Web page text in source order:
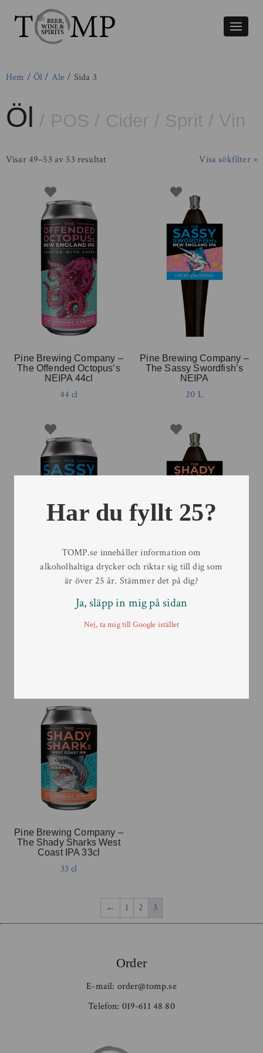
Växla
Hem / Öl/ Ale/ Sida 3
Öl / POS / Cider / Sprit / Vin
Visa sökfilter »
Visar 49–53 av 53 resultat
Pine Brewing Company –
The Offended Octopus’s
NEIPA 44cl
44 cl
Pine Brewing Company –
The Sassy Swordfish’s
NEIPA
20 L
The Sassy Swordfish’s
The Shady Sharks West
Pine Brewing Company –
The Shady Sharks West
Coast IPA 33cl
33 cl
← 1 2 3
Order
E-mail: order@tomp.se
Telefon: 019-611 48 80
Har du fyllt 25?
TOMP.se innehåller information om
alkoholhaltiga drycker och riktar sig till dig som
är över 25 år. Stämmer det på dig?
Ja, släpp in mig på sidan
Nej, ta mig till Google istället